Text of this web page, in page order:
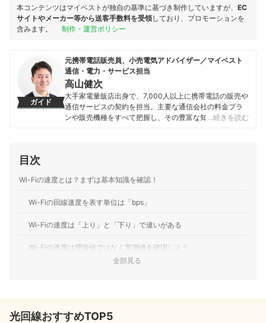
本コンテンツはマイベストが独自の基準に基づき制作していますが、 EC
サイトやメーカー等から送客手数料を受領しており、プロモーションを
含みます。
制作・運営ポリシー
ガイド
元携帯電話販売員、小売電気アドバイザー／マイベスト
通信・電力・サービス担当
高山健次
大手家電量販店出身で、7,000人以上に携帯電話の販売や
通信サービスの契約を担当。主要な通信会社の料金プラ
ンや販売機種をすべて把握し、その豊富な知識で店舗販
に、モバイルだけでなく10社以上の戸建て・マンション
た通信サービスだけでなく、ファイナンシャルプランナ
している。
…続きを読む
目次
Wi-Fiの速度とは？まずは基本知識を確認！
Wi-Fiの回線速度を表す単位は「bps」
Wi-Fiの速度は「上り」と「下り」で違いがある
Wi-Fiの速度は理論値ではなく実測値を確認しよう
快適に使える上り速度の目安
全部見る
光回線おすすめTOP5